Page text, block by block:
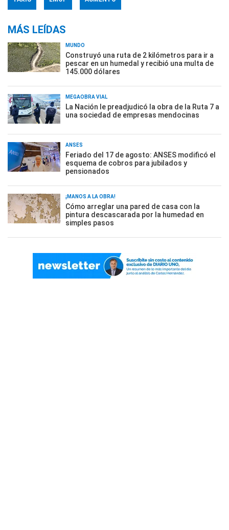
MÁS LEÍDAS
MUNDO
Construyó una ruta de 2 kilómetros para ir a
pescar en un humedal y recibió una multa de
145.000 dólares
MEGAOBRA VIAL
La Nación le preadjudicó la obra de la Ruta 7 a
una sociedad de empresas mendocinas
ANSES
Feriado del 17 de agosto: ANSES modificó el
esquema de cobros para jubilados y
pensionados
¡MANOS A LA OBRA!
Cómo arreglar una pared de casa con la
pintura descascarada por la humedad en
simples pasos